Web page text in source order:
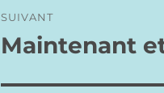
SUIVANT
Publication
Maintenant